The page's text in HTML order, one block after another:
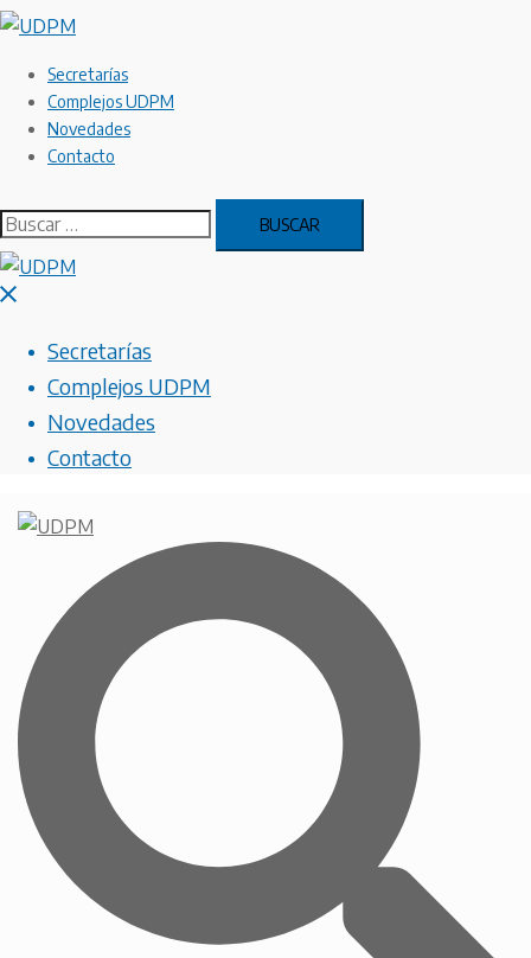
Secretarías
Complejos UDPM
Novedades
Contacto
Secretarías
Complejos UDPM
Novedades
Contacto